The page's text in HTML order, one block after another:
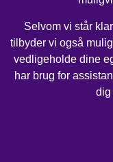
Selvom vi står
tilbyder vi også
vedligeholde dine
har brug for
dig